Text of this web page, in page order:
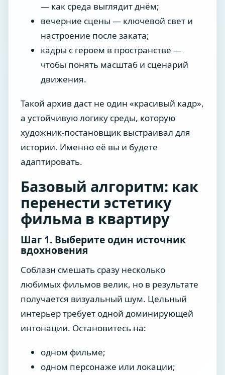
— как среда выглядит днём;
вечерние сцены — ключевой свет и
настроение после заката;
кадры с героем в пространстве —
чтобы понять масштаб и сценарий
движения.
Такой архив даст не один «красивый кадр»,
а устойчивую логику среды, которую
художник-постановщик выстраивал для
истории. Именно её вы и будете
адаптировать.
Базовый алгоритм: как
перенести эстетику
фильма в квартиру
Шаг 1. Выберите один источник
вдохновения
Соблазн смешать сразу несколько
любимых фильмов велик, но в результате
получается визуальный шум. Цельный
интерьер требует одной доминирующей
интонации. Остановитесь на:
одном фильме;
одном персонаже или локации;